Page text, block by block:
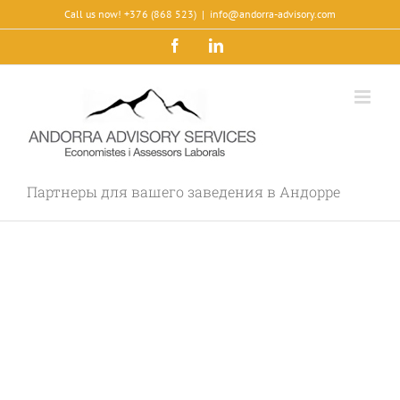
to
Call us now! +376 (868 523) | info@andorra-advisory.com
FacebookLinkedIn
Партнеры для вашего заведения в Андорре